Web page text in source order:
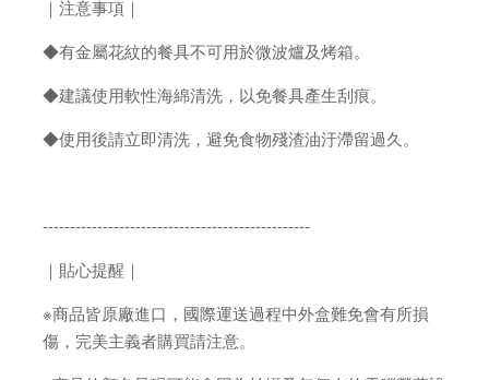
｜注意事項｜
◆有金屬花紋的餐具不可用於微波爐及烤箱。
◆建議使用軟性海綿清洗，以免餐具產生刮痕。
◆使用後請立即清洗，避免食物殘渣油汙滯留過久。
-------------------------------------------------
｜貼心提醒｜
※商品皆原廠進口，國際運送過程中外盒難免會有所損
傷，完美主義者購買請注意。